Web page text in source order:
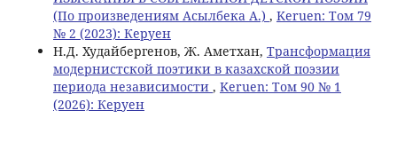
(По произведениям Асылбека А.) , Keruen: Том 79
№ 2 (2023): Керуен
Н.Д. Худайбергенов, Ж. Аметхан, Трансформация
модернистской поэтики в казахской поэзии
периода независимости , Keruen: Том 90 № 1
(2026): Керуен